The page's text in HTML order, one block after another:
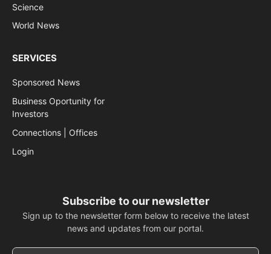
Science
World News
SERVICES
Sponsored News
Business Oportunity for
Investors
Connections | Offices
Login
Subscribe to our newsletter
Sign up to the newsletter form below to receive the latest
news and updates from our portal.